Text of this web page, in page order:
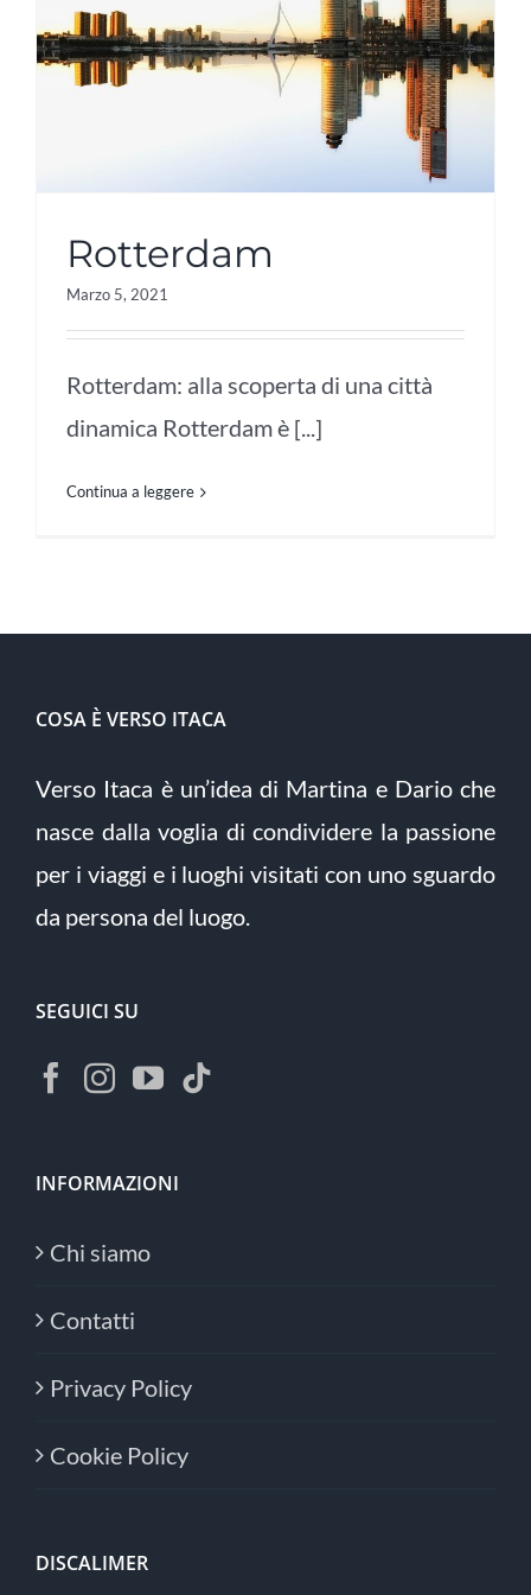
Rotterdam
Marzo 5, 2021
Rotterdam: alla scoperta di una città
dinamica Rotterdam è [...]
Continua a leggere
COSA È VERSO ITACA
Verso Itaca è un’idea di Martina e Dario che
nasce dalla voglia di condividere la passione
per i viaggi e i luoghi visitati con uno sguardo
da persona del luogo.
SEGUICI SU
INFORMAZIONI
Chi siamo
Contatti
Privacy Policy
Cookie Policy
DISCALIMER